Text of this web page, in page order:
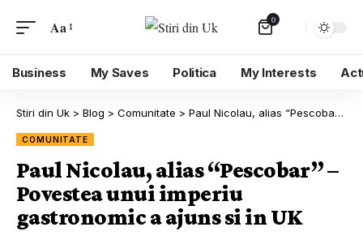
Aa 0
Business My Saves Politica My Interests
Stiri din Uk > Blog > Comunitate > Paul Nicolau, alias “Pescobar” – Povestea unui imperiu gastronomic a ajuns si in UK
COMUNITATE
Paul Nicolau, alias “Pescobar” –
Povestea unui imperiu
gastronomic a ajuns si in UK